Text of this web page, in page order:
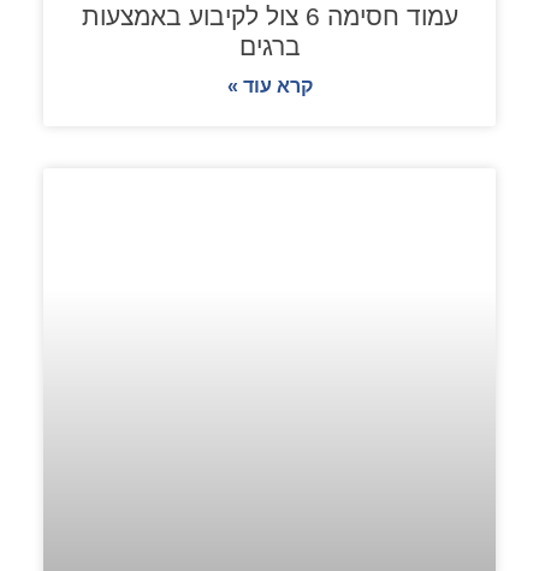
עמוד חסימה 6 צול לקיבוע באמצעות
ברגים
קרא עוד »